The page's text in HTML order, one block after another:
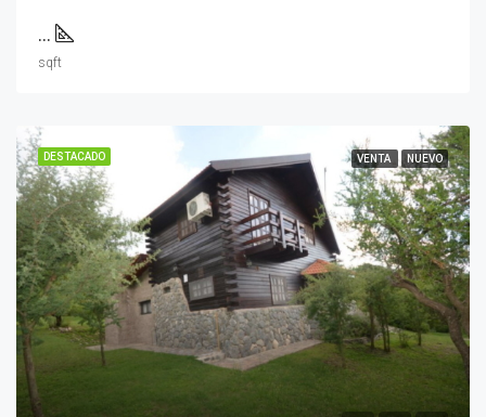
...
sqft
DESTACADO VENTA NUEVO